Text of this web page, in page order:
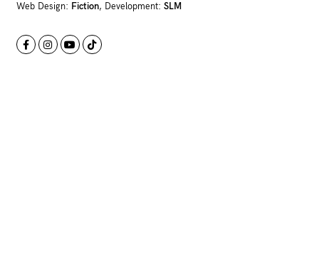
Web Design: Fiction, Development: SLM